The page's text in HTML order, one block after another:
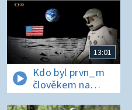
13:01
Kdo byl prvn_m
člověkem na
Měs_ci?